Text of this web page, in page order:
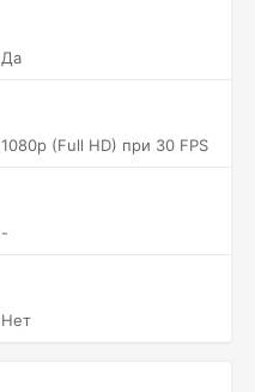
Да
1080p (Full HD) при 30 FPS
-
Нет